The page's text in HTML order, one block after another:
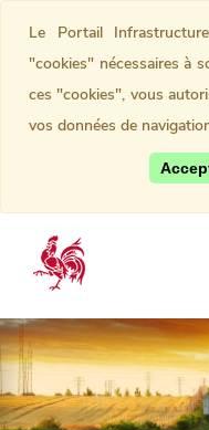
Le Portail
"cookies" nécessaires à
ces "cookies", vous
vos données de